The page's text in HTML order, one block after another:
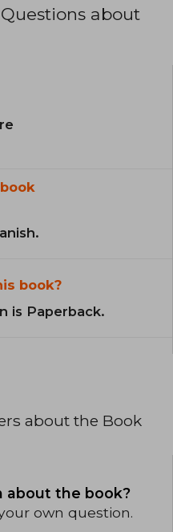
about
book?
is Paperback.
about the Book
about the book?
own question.